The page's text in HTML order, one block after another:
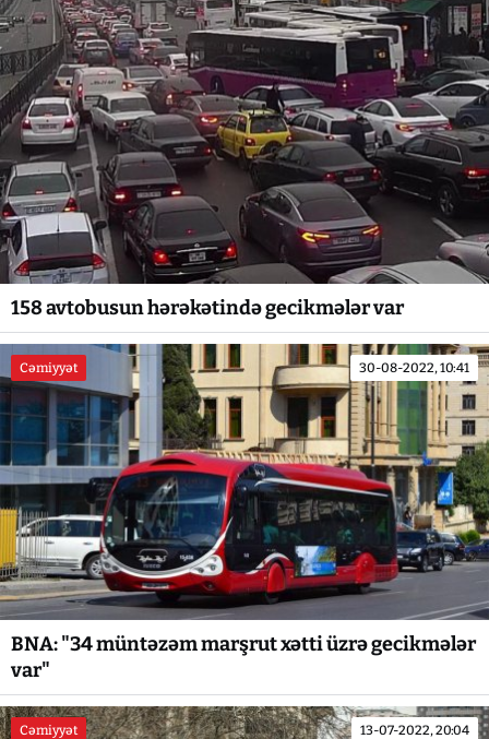
158 avtobusun hərəkətində gecikmələr var
Cəmiyyət 30-08-2022, 10:41
BNA: "34 müntəzəm marşrut xətti üzrə gecikmələr
var"
Cəmiyyət 13-07-2022, 20:04